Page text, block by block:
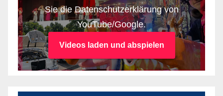
Sie die Datenschutzerklärung von
YouTube/Google.
Videos laden und abspielen